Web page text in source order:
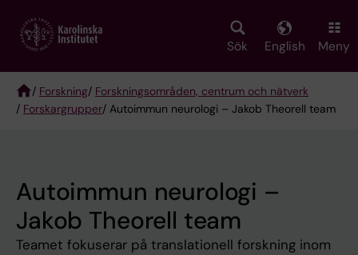
main
Sök English Meny
Breadcrumb
/ Forskning/ Forskningsområden, centrum och nätverk
/ Forskargrupper/ Autoimmun neurologi – Jakob Theorell team
Autoimmun neurologi –
Jakob Theorell team
Teamet fokuserar på translationell forskning inom